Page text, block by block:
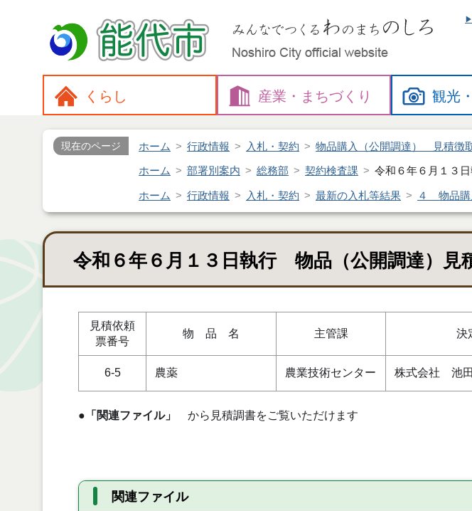
くらし 産業・ まちづくり 観光
現在のページ ホーム 行政情報 入札・契約 物品購入（公開調達） 見積徴
ホーム 部署別案内 総務部 契約検査課 令和６年６月１３
ホーム 行政情報 入札・契約 最新の入札等結果 ４ 物品購
令和６年６月１３日執行 物品（公開調達）見
見積依頼
票番号
物 品 名 主管課 決
6-5 農薬 農業技術センター 株式会社 池
● 「関連ファイル」 から見積調書をご覧いただけます
関連ファイル